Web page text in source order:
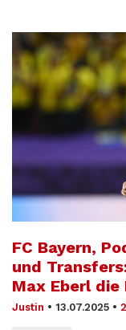
FC Bayern,
und
Max Eberl die
Justin • 13.07.2025 •